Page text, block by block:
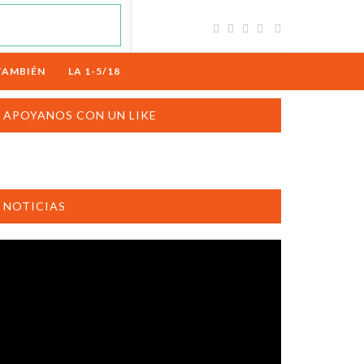
LA 1-5/18
APOYANOS CON UN LIKE
NOTICIAS